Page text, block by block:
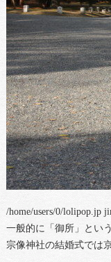
/home/users/0/lolipop.jp
一般的に「御所」とい
宗像神社の結婚式では